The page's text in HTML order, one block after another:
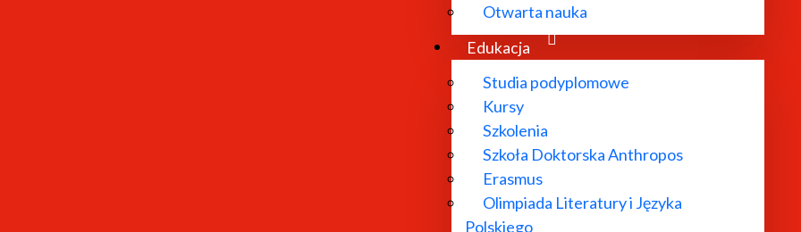
Otwarta nauka
Edukacja
Studia podyplomowe
Kursy
Szkolenia
Szkoła Doktorska Anthropos
Erasmus
Olimpiada Literatury i Języka
Polskiego
Główne kierunki zainteresowań naukowych